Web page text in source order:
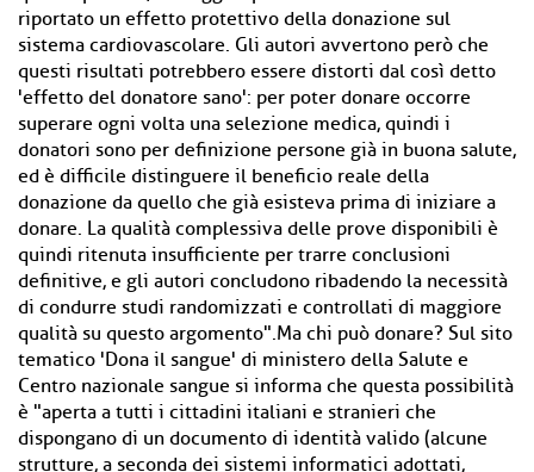
riportato un effetto protettivo della donazione sul
sistema cardiovascolare. Gli autori avvertono però che
questi risultati potrebbero essere distorti dal così detto
'effetto del donatore sano': per poter donare occorre
superare ogni volta una selezione medica, quindi i
donatori sono per definizione persone già in buona salute,
ed è difficile distinguere il beneficio reale della
donazione da quello che già esisteva prima di iniziare a
donare. La qualità complessiva delle prove disponibili è
quindi ritenuta insufficiente per trarre conclusioni
definitive, e gli autori concludono ribadendo la necessità
di condurre studi randomizzati e controllati di maggiore
qualità su questo argomento".Ma chi può donare? Sul sito
tematico 'Dona il sangue' di ministero della Salute e
Centro nazionale sangue si informa che questa possibilità
è "aperta a tutti i cittadini italiani e stranieri che
dispongano di un documento di identità valido (alcune
strutture, a seconda dei sistemi informatici adottati,